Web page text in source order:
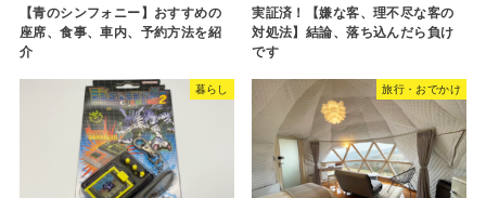
【青のシンフォニー】おすすめの
座席、食事、車内、予約方法を紹
介
実証済！【嫌な客、理不尽な客の
対処法】結論、落ち込んだら負け
です
暮らし 旅行・おでかけ